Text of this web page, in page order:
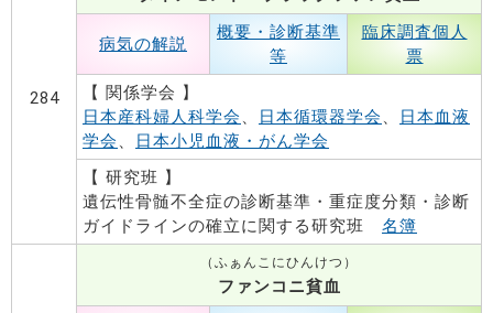
284
病気の解説
概要・診断基準
等
臨床調査個人
票
【 関係学会 】
日本産科婦人科学会 、 日本循環器学会 、
日本血液
学会 、
日本小児血液・がん学会
【 研究班 】
遺伝性骨髄不全症の診断基準・重症度分類・診断
ガイドラインの確立に関する研究班 名簿
（ふぁんこにひんけつ）
ファンコニ貧血